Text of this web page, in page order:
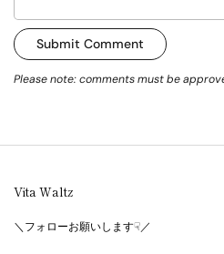
Submit Comment
Please note: comments must be
Vita Waltz
＼フォローお願いします☟／